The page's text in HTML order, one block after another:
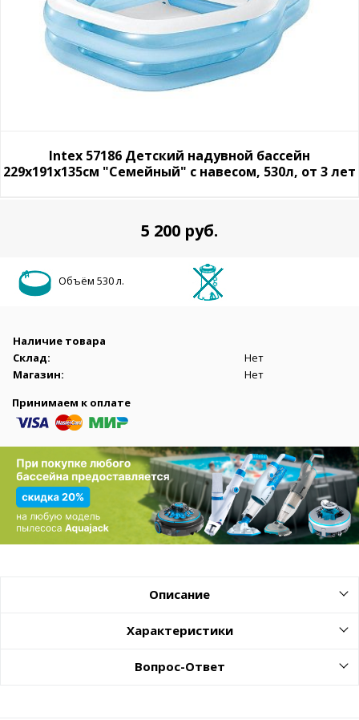
Intex 57186 Детский надувной бассейн
229х191х135см "Семейный" с навесом, 530л, от 3 лет
5 200 руб.
Объём 530 л.
Наличие товара
Склад:
Нет
Магазин:
Нет
Принимаем к оплате
Описание
Характеристики
Вопрос-Ответ